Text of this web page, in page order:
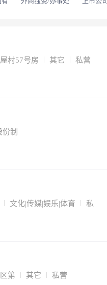
村57号房 其它 私营
份制
文化|传媒|娱乐|体育
私
第 其它 私营